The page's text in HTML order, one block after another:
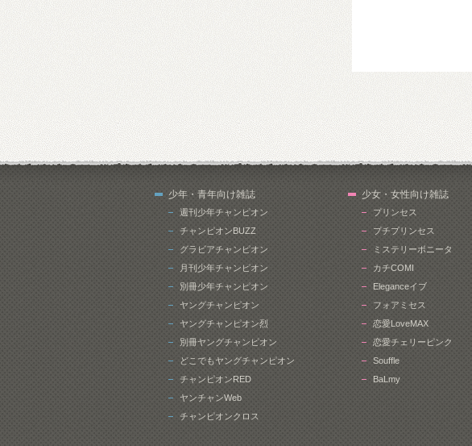
少年・青年向け雑誌
週刊少年チャンピオン
チャンピオンBUZZ
グラビアチャンピオン
月刊少年チャンピオン
別冊少年チャンピオン
ヤングチャンピオン
ヤングチャンピオン烈
別冊ヤングチャンピオン
どこでもヤングチャンピオン
チャンピオンRED
ヤンチャンWeb
チャンピオンクロス
少女・女性向け雑誌
プリンセス
プチプリンセス
ミステリーボニータ
カチCOMI
Eleganceイブ
フォアミセス
恋愛LoveMAX
恋愛チェリーピンク
Souffle
BaLmy